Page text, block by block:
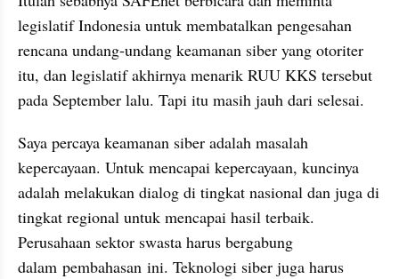
legislatif Indonesia untuk membatalkan pengesahan
rencana undang-undang keamanan siber yang otoriter
itu, dan legislatif akhirnya menarik RUU KKS tersebut
pada September lalu. Tapi itu masih jauh dari selesai.
Saya percaya keamanan siber adalah masalah
kepercayaan. Untuk mencapai kepercayaan, kuncinya
adalah melakukan dialog di tingkat nasional dan juga di
tingkat regional untuk mencapai hasil terbaik.
Perusahaan sektor swasta harus bergabung
dalam pembahasan ini. Teknologi siber juga harus